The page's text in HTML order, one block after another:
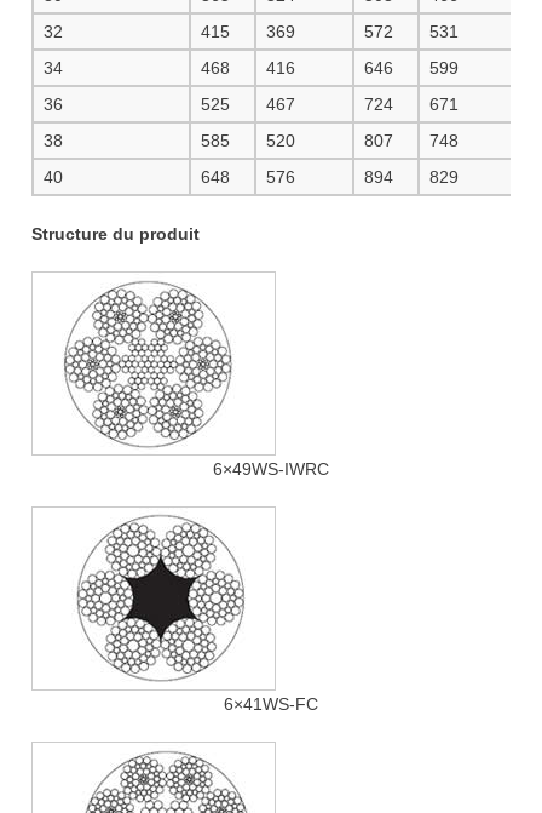
32
415 369 572 531
34
468 416 646 599
36
525 467 724 671
38
585 520 807 748
40
648 576 894 829
Structure du produit
6×49WS-IWRC
6×41WS-FC